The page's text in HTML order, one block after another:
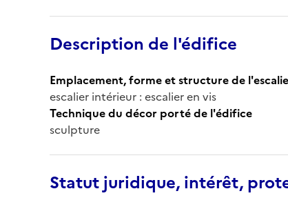
Description de l'édifice
Emplacement, forme et structure de
escalier intérieur : escalier en vis
Technique du décor porté de l'édifice
sculpture
Statut juridique, intérêt,